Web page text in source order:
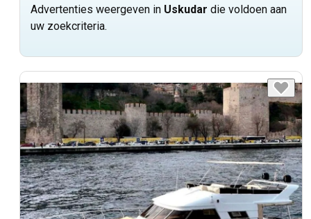
Advertenties weergeven in Uskudar die voldoen aan
uw zoekcriteria.